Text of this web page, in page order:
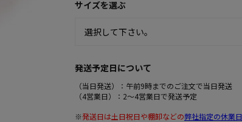
サイズを選ぶ
発送予定日について
（当日発送）：午前9時までのご注文で当日発送
（4営業日）：2～4営業日で発送予定
※発送日は土日祝日や棚卸などの弊社指定の休業日